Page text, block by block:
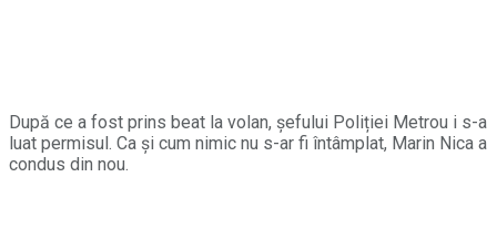
După ce a fost prins beat la volan, șefului Poliției Metrou i s-a
luat permisul. Ca și cum nimic nu s-ar fi întâmplat, Marin Nica a
condus din nou.